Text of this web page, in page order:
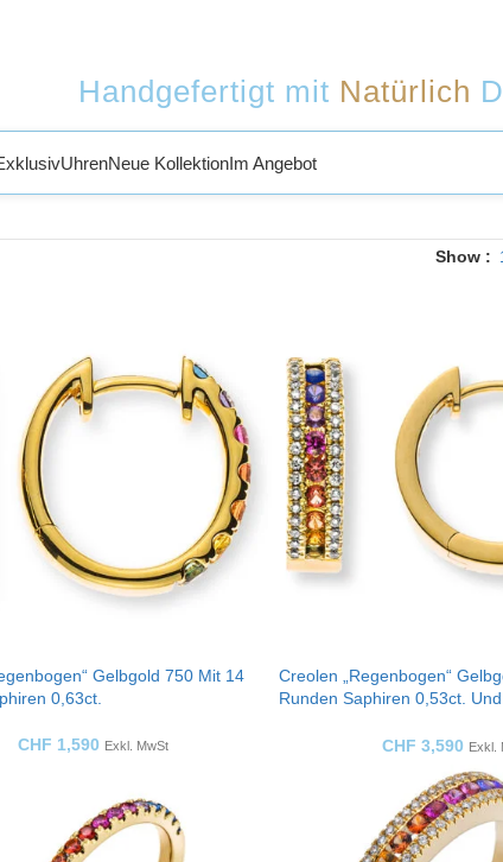
Handgefertigt mit Natürlich
UhrenNeue KollektionIm Angebot
Show
Gelbgold 750 Mit 14
0,63ct.
CHF 1,590 Exkl. MwSt
Creolen „Regenbogen“
Runden Saphiren 0,53ct.
CHF 3,590 Exkl.